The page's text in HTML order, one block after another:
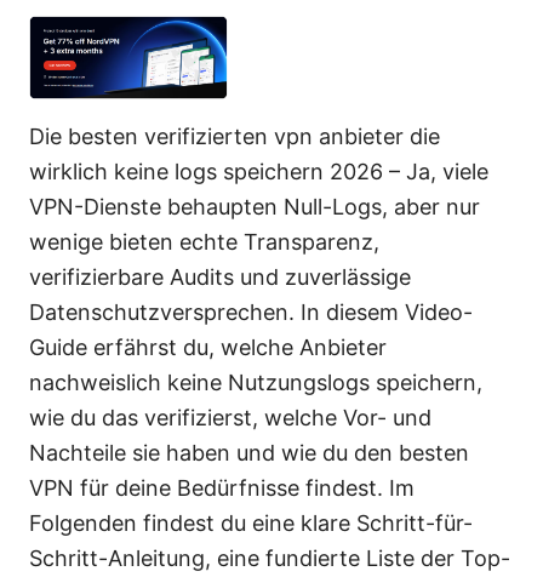
Die besten verifizierten vpn anbieter die
wirklich keine logs speichern 2026 – Ja, viele
VPN-Dienste behaupten Null-Logs, aber nur
wenige bieten echte Transparenz,
verifizierbare Audits und zuverlässige
Datenschutzversprechen. In diesem Video-
Guide erfährst du, welche Anbieter
nachweislich keine Nutzungslogs speichern,
wie du das verifizierst, welche Vor- und
Nachteile sie haben und wie du den besten
VPN für deine Bedürfnisse findest. Im
Folgenden findest du eine klare Schritt-für-
Schritt-Anleitung, eine fundierte Liste der Top-